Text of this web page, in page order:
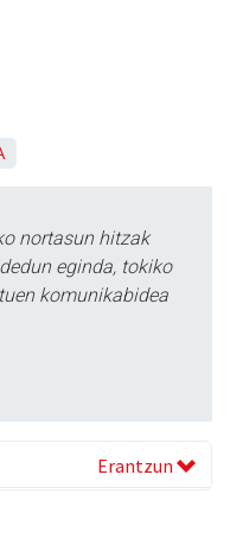
nortasun hitzak
eginda, tokiko
komunikabidea
Erantzun